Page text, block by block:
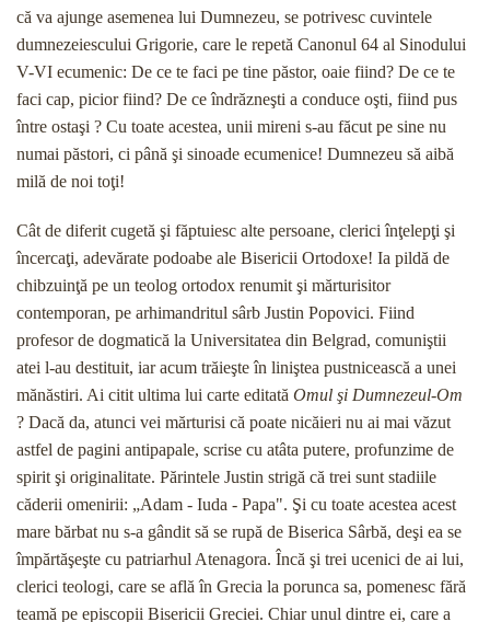
că va ajunge asemenea lui Dumnezeu, se potrivesc cuvintele
dumnezeiescului Grigorie, care le repetă Canonul 64 al Sinodului
V-VI ecumenic: De ce te faci pe tine păstor, oaie fiind? De ce te
faci cap, picior fiind? De ce îndrăzneşti a con­duce oşti, fiind pus
între ostaşi ? Cu toate acestea, unii mireni s-au făcut pe sine nu
numai păstori, ci până şi sinoade ecumenice! Dumnezeu să aibă
milă de noi toţi!
Cât de diferit cugetă şi făptuiesc alte persoane, clerici înţelepţi şi
încercaţi, adevărate podoabe ale Bisericii Ortodoxe! Ia pildă de
chibzuinţă pe un teo­log ortodox renumit şi mărturisitor
contemporan, pe arhimandritul sârb Justin Popovici. Fiind
profesor de dogmatică la Universitatea din Belgrad, comuniştii
atei l-au destituit, iar acum trăieşte în liniştea pustniceas­că a unei
mănăstiri. Ai citit ultima lui carte editată Omul şi Dumnezeul-Om
? Dacă da, atunci vei mărtu­risi că poate nicăieri nu ai mai văzut
astfel de pagini antipapale, scrise cu atâta putere, profunzime de
spi­rit şi originalitate. Părintele Justin strigă că trei sunt stadiile
căderii omenirii: „Adam - Iuda - Papa". Şi cu toate acestea acest
mare bărbat nu s-a gândit să se rupă de Biserica Sârbă, deşi ea se
împărtăşeşte cu patriarhul Atenagora. Încă şi trei ucenici de ai lui,
cle­rici teologi, care se află în Grecia la porunca sa, po­menesc fără
teamă pe episcopii Bisericii Greciei. Chiar unul dintre ei, care a